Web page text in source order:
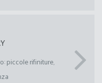
piccole rifiniture,